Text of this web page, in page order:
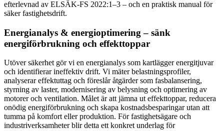
efterlevnad av ELSÄK-FS 2022:1–3 – och en praktisk manual för
säker fastighetsdrift.
Energianalys & energioptimering – sänk
energiförbrukning och effekttoppar
Utöver säkerhet gör vi en energianalys som kartlägger energitjuvar
och identifierar ineffektiv drift. Vi mäter belastningsprofiler,
analyserar effektuttag och föreslår åtgärder som fasbalansering,
styrning av laster, modernisering av belysning och optimering av
motorer och ventilation. Målet är att jämna ut effekttoppar, reducera
onödig energiförbrukning och skapa kostnadsbesparingar utan att
tumma på komfort eller produktion. För fastighetsägare och
industriverksamheter blir detta ett konkret underlag för